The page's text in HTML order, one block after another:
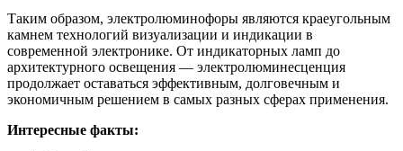
Таким образом, электролюминофоры являются краеугольным
камнем технологий визуализации и индикации в
современной электронике. От индикаторных ламп до
архитектурного освещения — электролюминесценция
продолжает оставаться эффективным, долговечным и
экономичным решением в самых разных сферах применения.
Интересные факты: